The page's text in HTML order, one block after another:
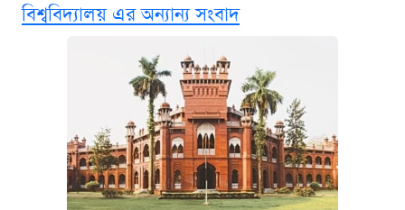
‘গুলশানের চামেলি’ তে যৌনকর্মীর দালাল অ্যাডলফ
আজ শুক্রবার রাজধানীর যেসব মার্কেট-দোকানপাট
কবে শুরু হচ্ছে ঢাবির ভর্তি আবেদন, জানাল কর্তৃপক্ষ
বিশ্ববিদ্যালয় এর অন্যান্য সংবাদ